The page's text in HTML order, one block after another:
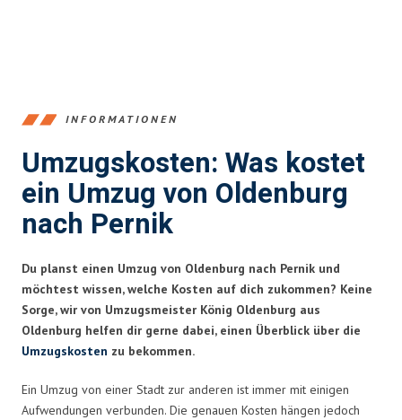
INFORMATIONEN
Umzugskosten: Was kostet
ein Umzug von Oldenburg
nach Pernik
Du planst einen Umzug von Oldenburg nach Pernik und
möchtest wissen, welche Kosten auf dich zukommen? Keine
Sorge, wir von Umzugsmeister König Oldenburg aus
Oldenburg helfen dir gerne dabei, einen Überblick über die
Umzugskosten zu bekommen.
Ein Umzug von einer Stadt zur anderen ist immer mit einigen
Aufwendungen verbunden. Die genauen Kosten hängen jedoch